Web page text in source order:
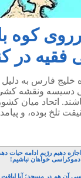
کوه
در
فارس به
پی دسیسه ونقشه
اتحاد میان
تلخ بوده، و
دهیم رژیم ادامه حیات
دموکراسی خواهان نباشیم!
آن هم در مسجد؛ آیا لیاقت